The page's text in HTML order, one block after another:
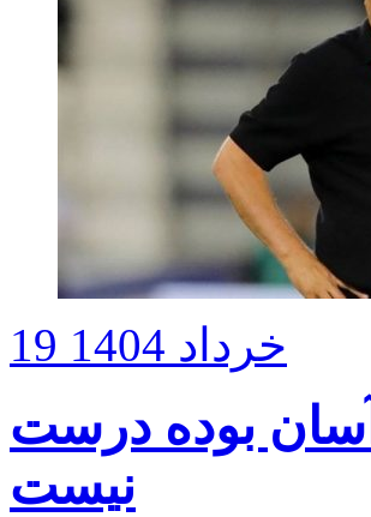
19 خرداد 1404
آسان بوده درست
نیست